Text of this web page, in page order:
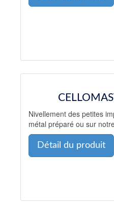
Nivellement des petites
métal préparé ou sur
Détail du produit